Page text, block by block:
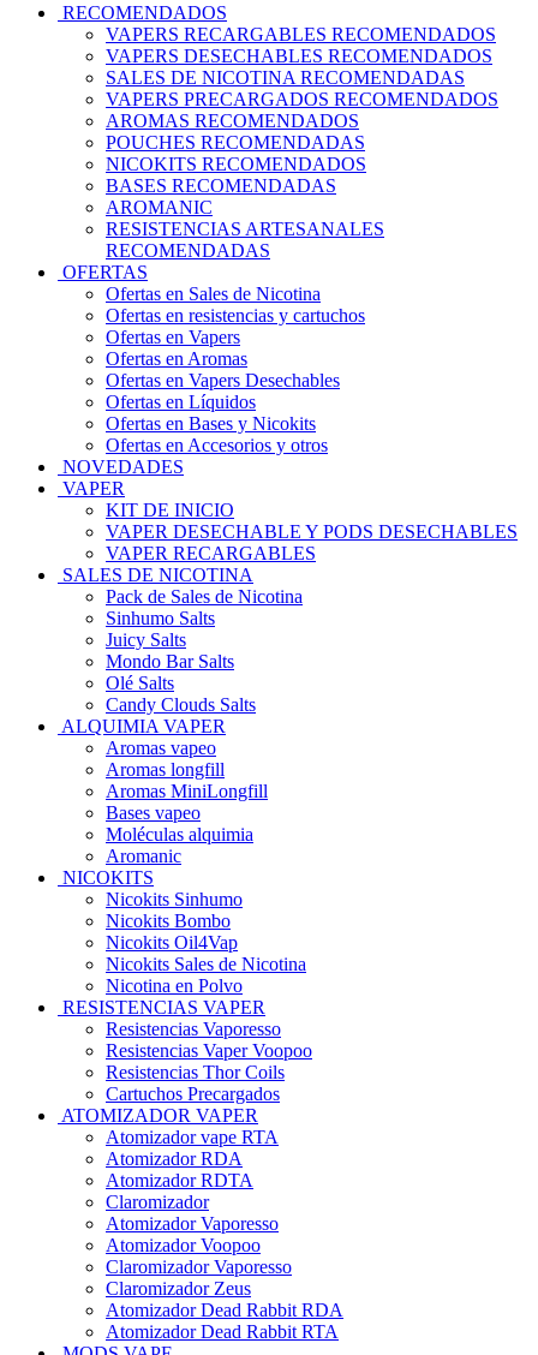
RECOMENDADOS
VAPERS RECARGABLES RECOMENDADOS
VAPERS DESECHABLES RECOMENDADOS
SALES DE NICOTINA RECOMENDADAS
VAPERS PRECARGADOS RECOMENDADOS
AROMAS RECOMENDADOS
POUCHES RECOMENDADAS
NICOKITS RECOMENDADOS
BASES RECOMENDADAS
AROMANIC
RESISTENCIAS ARTESANALES
RECOMENDADAS
OFERTAS
Ofertas en Sales de Nicotina
Ofertas en resistencias y cartuchos
Ofertas en Vapers
Ofertas en Aromas
Ofertas en Vapers Desechables
Ofertas en Líquidos
Ofertas en Bases y Nicokits
Ofertas en Accesorios y otros
NOVEDADES
VAPER
KIT DE INICIO
VAPER DESECHABLE Y PODS DESECHABLES
VAPER RECARGABLES
SALES DE NICOTINA
Pack de Sales de Nicotina
Sinhumo Salts
Juicy Salts
Mondo Bar Salts
Olé Salts
Candy Clouds Salts
ALQUIMIA VAPER
Aromas vapeo
Aromas longfill
Aromas MiniLongfill
Bases vapeo
Moléculas alquimia
Aromanic
NICOKITS
Nicokits Sinhumo
Nicokits Bombo
Nicokits Oil4Vap
Nicokits Sales de Nicotina
Nicotina en Polvo
RESISTENCIAS VAPER
Resistencias Vaporesso
Resistencias Vaper Voopoo
Resistencias Thor Coils
Cartuchos Precargados
ATOMIZADOR VAPER
Atomizador vape RTA
Atomizador RDA
Atomizador RDTA
Claromizador
Atomizador Vaporesso
Atomizador Voopoo
Claromizador Vaporesso
Claromizador Zeus
Atomizador Dead Rabbit RDA
Atomizador Dead Rabbit RTA